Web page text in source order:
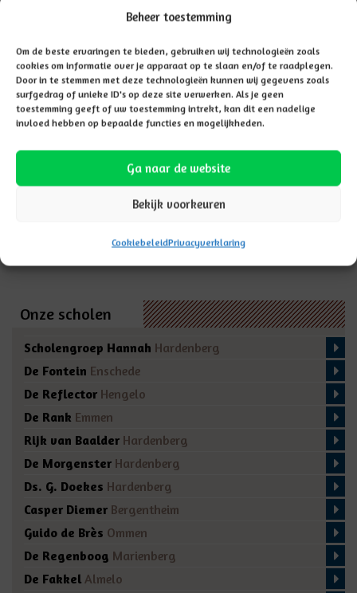
Beheer toestemming
Om de beste ervaringen te bieden, gebruiken wij technologieën zoals
cookies om informatie over je apparaat op te slaan en/of te raadplegen.
Door in te stemmen met deze technologieën kunnen wij gegevens zoals
surfgedrag of unieke ID's op deze site verwerken. Als je geen
toestemming geeft of uw toestemming intrekt, kan dit een nadelige
invloed hebben op bepaalde functies en mogelijkheden.
Ga naar de website
Bekijk voorkeuren
CookiebeleidPrivacyverklaring
hebben voor ruim 700 wees- en kansarme kinderen.
Deze keer bleef het bij een optreden, maar volgend jaar
komt het kinderkoor uit Oeganda weer naar Hardenberg en
zijn er al afspraken gemaakt dat de leerlingen van de
Doekesschool en de kinderen uit Oeganda tijdens workshop
samen gaan dansen en muziek maken.
GA TERUG NAAR NIEUWSOVERZICHT
Onze scholen
Scholengroep Hannah Hardenberg
De Fontein Enschede
De Reflector Hengelo
De Rank Emmen
Rijk van Baalder Hardenberg
De Morgenster Hardenberg
Ds. G. Doekes Hardenberg
Casper Diemer Bergentheim
Guido de Brès Ommen
De Regenboog Marienberg
De Fakkel Almelo